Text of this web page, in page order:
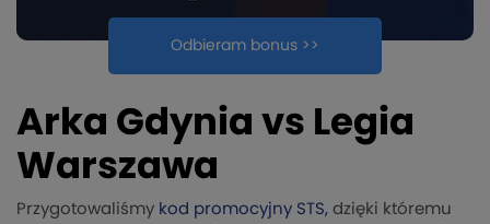
Odbieram bonus >>
Arka Gdynia vs Legia
Warszawa
Przygotowaliśmy kod promocyjny STS, dzięki któremu